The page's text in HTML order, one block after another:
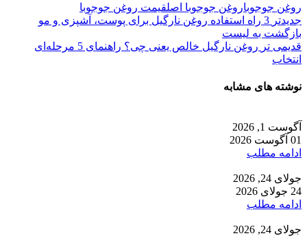
روغن جوجوباروغن جوجوبا اصلقیمت روغن جوجوبا
جدیدتر 3 راه استفاده روغن نارگیل برای پوست، آشپزی و مو
بازگشت به لیست
قدیمی تر
روغن نارگیل خالص یعنی چی؟ راهنمای 5 مرحله‌ای
انتخاب
نوشته های مشابه
آگوست 1, 2026
01 آگوست 2026
ادامه مطلب
جولای 24, 2026
24 جولای 2026
ادامه مطلب
جولای 24, 2026